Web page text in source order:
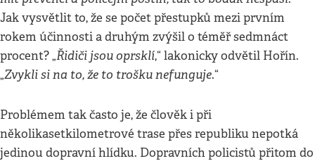
Jak vysvětlit to, že se počet přestupků mezi prvním
rokem účinnosti a druhým zvýšil o téměř sedmnáct
procent? „Řidiči jsou oprsklí,“ lakonicky odvětil Hořín.
„Zvykli si na to, že to trošku nefunguje.“
Problémem tak často je, že člověk i při
několikasetkilometrové trase přes republiku nepotká
jedinou dopravní hlídku. Dopravních policistů přitom do